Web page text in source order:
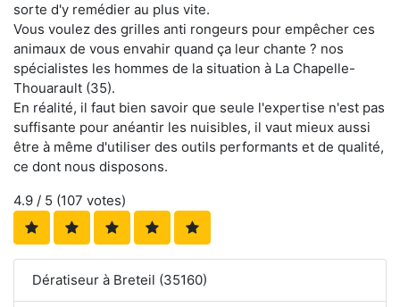
sorte d'y remédier au plus vite.
Vous voulez des grilles anti rongeurs pour empêcher ces
animaux de vous envahir quand ça leur chante ? nos
spécialistes les hommes de la situation à La Chapelle-
Thouarault (35).
En réalité, il faut bien savoir que seule l'expertise n'est pas
suffisante pour anéantir les nuisibles, il vaut mieux aussi
être à même d'utiliser des outils performants et de qualité,
ce dont nous disposons.
4.9 / 5 (107 votes)
Dératiseur à Breteil (35160)